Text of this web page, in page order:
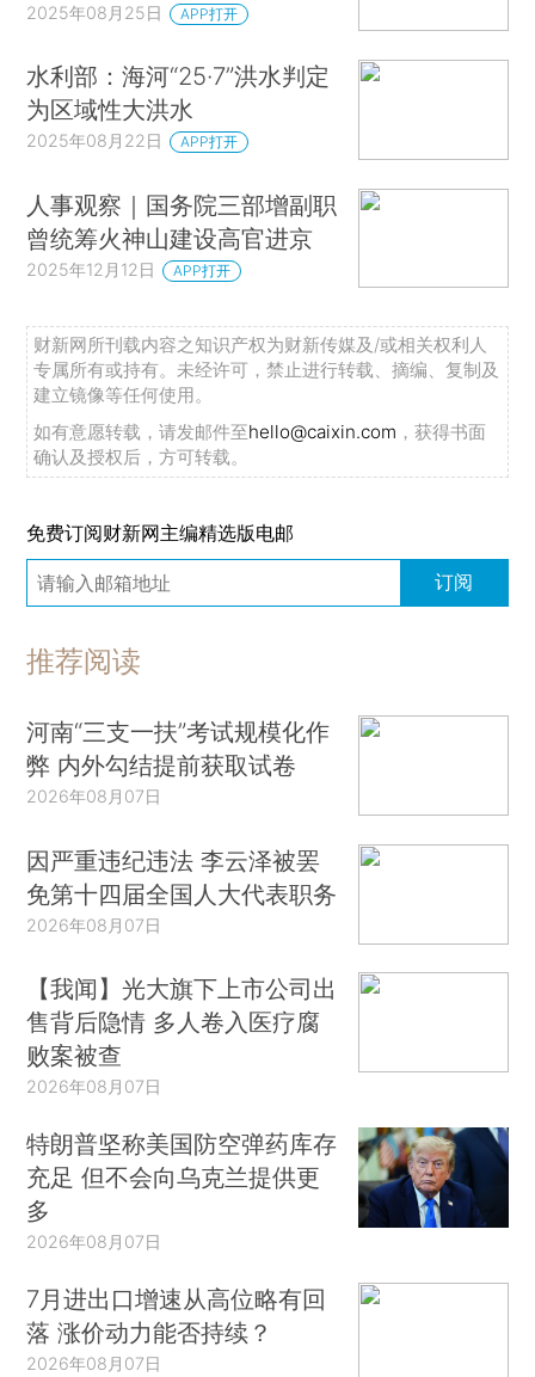
2025年08月25日 APP打开
水利部：海河“25·7”洪水判定
为区域性大洪水
2025年08月22日 APP打开
人事观察｜国务院三部增副职
曾统筹火神山建设高官进京
2025年12月12日 APP打开
财新网所刊载内容之知识产权为财新传媒及/或相关权利人
专属所有或持有。未经许可，禁止进行转载、摘编、复制及
建立镜像等任何使用。
如有意愿转载，请发邮件至hello@caixin.com ，获得书面
确认及授权后，方可转载。
免费订阅财新网主编精选版电邮
订阅
推荐阅读
河南“三支一扶”考试规模化作
弊 内外勾结提前获取试卷
2026年08月07日
因严重违纪违法 李云泽被罢
免第十四届全国人大代表职务
2026年08月07日
【我闻】光大旗下上市公司出
售背后隐情 多人卷入医疗腐
败案被查
2026年08月07日
特朗普坚称美国防空弹药库存
充足 但不会向乌克兰提供更
多
2026年08月07日
7月进出口增速从高位略有回
落 涨价动力能否持续？
2026年08月07日